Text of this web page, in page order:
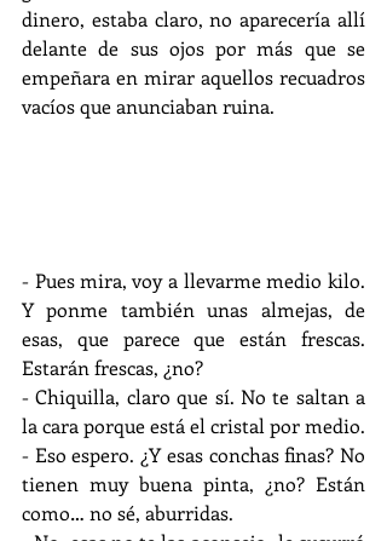
dinero, estaba claro, no aparecería allí
delante de sus ojos por más que se
empeñara en mirar aquellos recuadros
vacíos que anunciaban ruina.
- Pues mira, voy a llevarme medio kilo.
Y ponme también unas almejas, de
esas, que parece que están frescas.
Estarán frescas, ¿no?
- Chiquilla, claro que sí. No te saltan a
la cara porque está el cristal por medio.
- Eso espero. ¿Y esas conchas finas? No
tienen muy buena pinta, ¿no? Están
como… no sé, aburridas.